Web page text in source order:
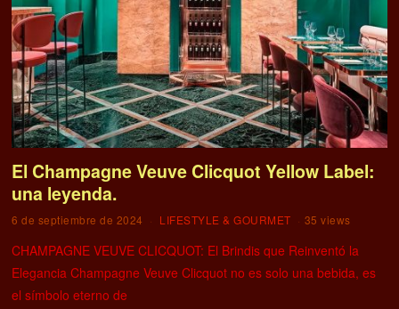
El Champagne Veuve Clicquot Yellow Label:
una leyenda.
6 de septiembre de 2024 LIFESTYLE & GOURMET 35 views
CHAMPAGNE VEUVE CLICQUOT: El Brindis que Reinventó la
Elegancia Champagne Veuve Clicquot no es solo una bebida, es
el símbolo eterno de